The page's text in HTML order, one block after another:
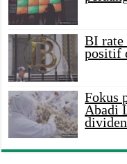
BI rate
positif
Fokus
Abadi
dividen